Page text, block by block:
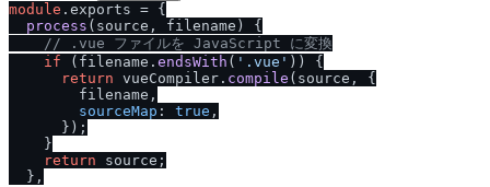
module . exports = {
process ( source, filename ) {
// .vue ファイルを JavaScript に変換
if (filename. endsWith ( '.vue' )) {
return vueCompiler. compile (source, {
        filename,
sourceMap : true ,
      });
    }
return source;
  },